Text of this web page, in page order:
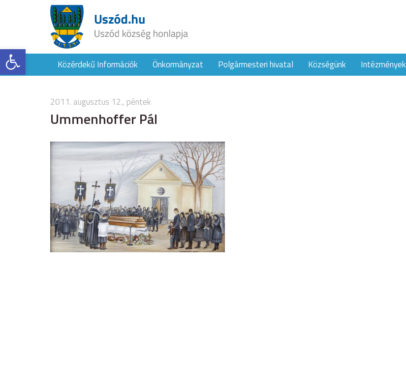
Eszköztár megnyitásaKözérdekű Információk Önkormányzat Polgármesteri hivatal Községünk Intézmények
2011. augusztus 12., péntek
Ummenhoffer Pál